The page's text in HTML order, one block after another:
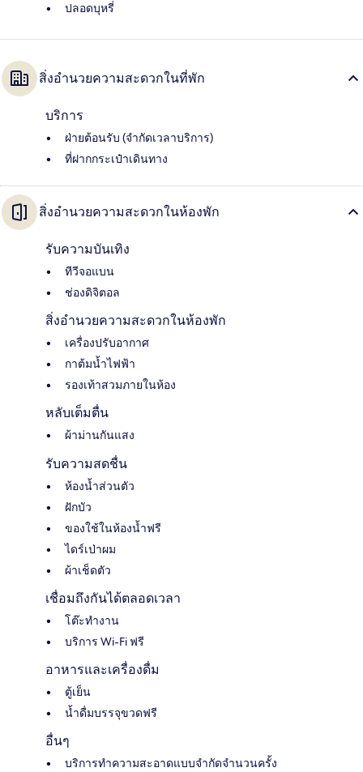
ปลอดบุหรี่
สิ่งอำนวยความสะดวกในที่พัก
บริการ
ฝ่ายต้อนรับ (จำกัดเวลาบริการ)
ที่ฝากกระเป๋าเดินทาง
สิ่งอำนวยความสะดวกในห้องพัก
รับความบันเทิง
ทีวีจอแบน
ช่องดิจิตอล
สิ่งอำนวยความสะดวกในห้องพัก
เครื่องปรับอากาศ
กาต้มน้ำไฟฟ้า
รองเท้าสวมภายในห้อง
หลับเต็มตื่น
ผ้าม่านกันแสง
รับความสดชื่น
ห้องน้ำส่วนตัว
ฝักบัว
ของใช้ในห้องน้ำฟรี
ไดร์เป่าผม
ผ้าเช็ดตัว
เชื่อมถึงกันได้ตลอดเวลา
โต๊ะทำงาน
บริการ Wi-Fi ฟรี
อาหารและเครื่องดื่ม
ตู้เย็น
น้ำดื่มบรรจุขวดฟรี
อื่นๆ
บริการทำความสะอาดแบบจำกัดจำนวนครั้ง